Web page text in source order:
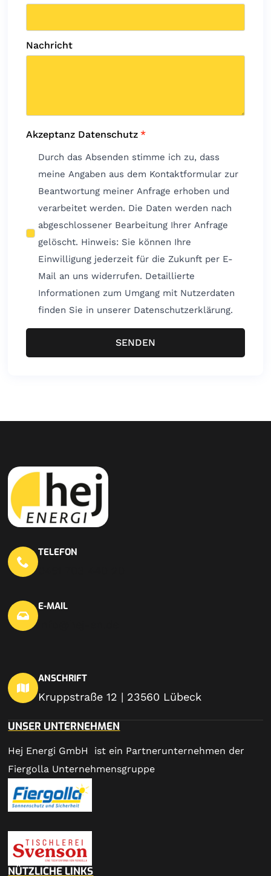
Nachricht
Akzeptanz Datenschutz *
Durch das Absenden stimme ich zu, dass
meine Angaben aus dem Kontaktformular zur
Beantwortung meiner Anfrage erhoben und
verarbeitet werden. Die Daten werden nach
abgeschlossener Bearbeitung Ihrer Anfrage
gelöscht. Hinweis: Sie können Ihre
Einwilligung jederzeit für die Zukunft per E-
Mail an uns widerrufen. Detaillierte
Informationen zum Umgang mit Nutzerdaten
finden Sie in unserer Datenschutzerklärung.
SENDEN
TELEFON
E-MAIL
ANSCHRIFT
Kruppstraße 12 | 23560 Lübeck
UNSER UNTERNEHMEN
Hej Energi GmbH ist ein Partnerunternehmen der
Fiergolla Unternehmensgruppe
NÜTZLICHE LINKS